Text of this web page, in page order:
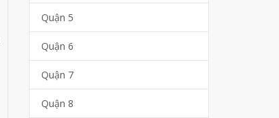
Quận 5
Quận 6
Quận 7
Quận 8